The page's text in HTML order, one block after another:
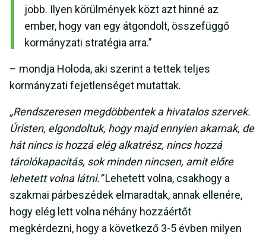
jobb. Ilyen körülmények közt azt hinné az
ember, hogy van egy átgondolt, összefüggő
kormányzati stratégia arra.”
– mondja Holoda, aki szerint a tettek teljes
kormányzati fejetlenséget mutattak.
„Rendszeresen megdöbbentek a hivatalos szervek.
Úristen, elgondoltuk, hogy majd ennyien akarnak, de
hát nincs is hozzá elég alkatrész, nincs hozzá
tárolókapacitás, sok minden nincsen, amit előre
lehetett volna látni.”Lehetett volna, csakhogy a
szakmai párbeszédek elmaradtak, annak ellenére,
hogy elég lett volna néhány hozzáértőt
megkérdezni, hogy a következő 3-5 évben milyen